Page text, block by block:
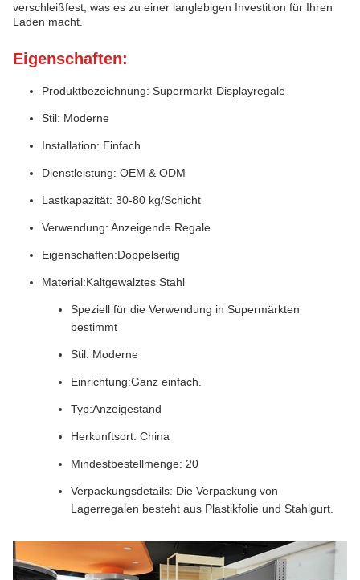
verschleißfest, was es zu einer langlebigen Investition für Ihren
Laden macht.
Eigenschaften:
Produktbezeichnung: Supermarkt-Displayregale
Stil: Moderne
Installation: Einfach
Dienstleistung: OEM & ODM
Lastkapazität: 30-80 kg/Schicht
Verwendung: Anzeigende Regale
Eigenschaften:Doppelseitig
Material:Kaltgewalztes Stahl
Speziell für die Verwendung in Supermärkten
bestimmt
Stil: Moderne
Einrichtung:Ganz einfach.
Typ:Anzeigestand
Herkunftsort: China
Mindestbestellmenge: 20
Verpackungsdetails: Die Verpackung von
Lagerregalen besteht aus Plastikfolie und Stahlgurt.